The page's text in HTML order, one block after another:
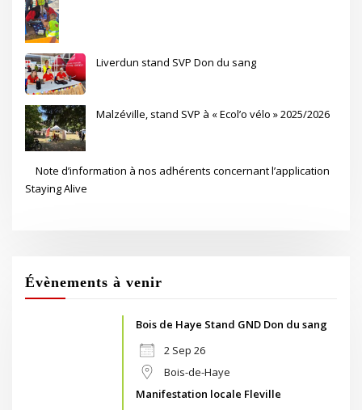
Liverdun stand SVP Don du sang
Malzéville, stand SVP à « Ecol’o vélo » 2025/2026
Note d’information à nos adhérents concernant l’application
Staying Alive
Évènements à venir
Bois de Haye Stand GND Don du sang
2 Sep 26
Bois-de-Haye
Manifestation locale Fleville